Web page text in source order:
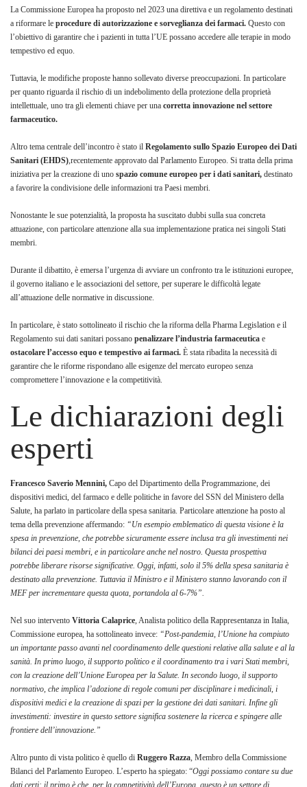
La Commissione Europea ha proposto nel 2023 una direttiva e un regolamento destinati
a riformare le procedure di autorizzazione e sorveglianza dei farmaci. Questo con
l’obiettivo di garantire che i pazienti in tutta l’UE possano accedere alle terapie in modo
tempestivo ed equo.
Tuttavia, le modifiche proposte hanno sollevato diverse preoccupazioni. In particolare
per quanto riguarda il rischio di un indebolimento della protezione della proprietà
intellettuale, uno tra gli elementi chiave per una corretta innovazione nel settore
farmaceutico.
Altro tema centrale dell’incontro è stato il Regolamento sullo Spazio Europeo dei Dati
Sanitari (EHDS),recentemente approvato dal Parlamento Europeo. Si tratta della prima
iniziativa per la creazione di uno spazio comune europeo per i dati sanitari, destinato
a favorire la condivisione delle informazioni tra Paesi membri.
Nonostante le sue potenzialità, la proposta ha suscitato dubbi sulla sua concreta
attuazione, con particolare attenzione alla sua implementazione pratica nei singoli Stati
membri.
Durante il dibattito, è emersa l’urgenza di avviare un confronto tra le istituzioni europee,
il governo italiano e le associazioni del settore, per superare le difficoltà legate
all’attuazione delle normative in discussione.
In particolare, è stato sottolineato il rischio che la riforma della Pharma Legislation e il
Regolamento sui dati sanitari possano penalizzare l’industria farmaceutica e
ostacolare l’accesso equo e tempestivo ai farmaci. È stata ribadita la necessità di
garantire che le riforme rispondano alle esigenze del mercato europeo senza
compromettere l’innovazione e la competitività.
Le dichiarazioni degli
esperti
Francesco Saverio Mennini, Capo del Dipartimento della Programmazione, dei
dispositivi medici, del farmaco e delle politiche in favore del SSN del Ministero della
Salute, ha parlato in particolare della spesa sanitaria. Particolare attenzione ha posto al
tema della prevenzione affermando: “Un esempio emblematico di questa visione è la
spesa in prevenzione, che potrebbe sicuramente essere inclusa tra gli investimenti nei
bilanci dei paesi membri, e in particolare anche nel nostro. Questa prospettiva
potrebbe liberare risorse significative. Oggi, infatti, solo il 5% della spesa sanitaria è
destinato alla prevenzione. Tuttavia il Ministro e il Ministero stanno lavorando con il
MEF per incrementare questa quota, portandola al 6-7%”.
Nel suo intervento Vittoria Calaprice, Analista politico della Rappresentanza in Italia,
Commissione europea, ha sottolineato invece: “Post-pandemia, l’Unione ha compiuto
un importante passo avanti nel coordinamento delle questioni relative alla salute e al la
sanità. In primo luogo, il supporto politico e il coordinamento tra i vari Stati membri,
con la creazione dell’Unione Europea per la Salute. In secondo luogo, il supporto
normativo, che implica l’adozione di regole comuni per disciplinare i medicinali, i
dispositivi medici e la creazione di spazi per la gestione dei dati sanitari. Infine gli
investimenti: investire in questo settore significa sostenere la ricerca e spingere alle
frontiere dell’innovazione.”
Altro punto di vista politico è quello di Ruggero Razza, Membro della Commissione
Bilanci del Parlamento Europeo. L’esperto ha spiegato: “Oggi possiamo contare su due
dati certi: il primo è che, per la competitività dell’Europa, questo è un settore di